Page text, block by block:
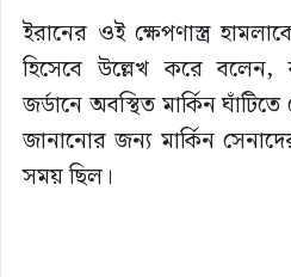
ইরানের ওই ক্ষেপণাস্ত্র
হিসেবে উল্লেখ করে বলেন,
জর্ডানে অবস্থিত মার্কিন
জানানোর জন্য মার্কিন
সময় ছিল।